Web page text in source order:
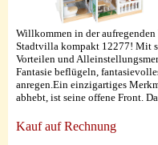
Willkommen in der
Stadtvilla kompakt 12277! Mit
Vorteilen und
Fantasie beflügeln,
anregen.Ein einzigartiges
abhebt, ist seine offene Front.
Kauf auf Rechnung